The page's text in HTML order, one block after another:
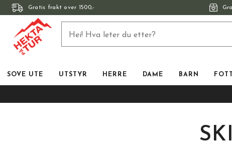
Gratis frakt over 1500,-
SOVE UTE UTSTYR HERRE DAME BARN